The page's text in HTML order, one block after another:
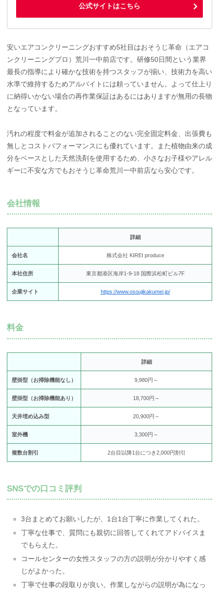
公式サイトはこちら
安いエアコンクリーニングおすすめ5社目はおそうじ革命（エアコ
ンクリーニングプロ）荒川一中前店です。研修50日間という業界
最長の指導により確かな技術を持つスタッフが揃い、技術力を高い
水準で維持するためアルバイトには頼っていません。よって仕上り
に納得いかない場合の再作業保証はあるにはありますが無用の長物
となっています。
汚れの程度で料金が追加されることのない完全固定料金、出張費も
無しとコストパフォーマンスにも優れています。また植物由来の成
分をベースとした天然洗剤を使用するため、小さなお子様やアレル
ギーに不安な方でもおそうじ革命荒川一中前店なら安心です。
会社情報
詳細
会社名 株式会社 KIREI produce
本社住所 東京都港区海岸1-9-18 国際浜松町ビル7F
企業サイト https://www.osoujikakumei.jp/
料金
詳細
壁掛型（お掃除機能なし） 9,980円～
壁掛型（お掃除機能あり） 18,700円～
天井埋め込み型 20,900円～
室外機 3,300円～
複数台割引 2台目以降1台につき2,000円割引
SNSでの口コミ評判
3台まとめてお願いしたが、1台1台丁寧に作業してくれた。
丁寧な仕事で、質問にも親切に回答してくれてアドバイスま
でもらえた。
コールセンターの女性スタッフの方の説明が分かりやすく感
じがよかった。
丁寧で仕事の段取りが良い。作業しながらの説明が為になっ